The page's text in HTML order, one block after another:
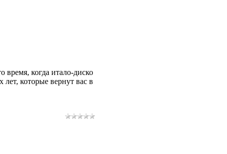
время, когда итало-диско
которые вернут вас в